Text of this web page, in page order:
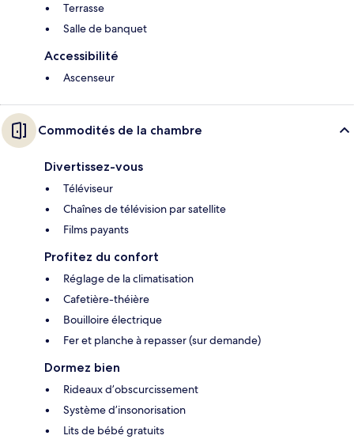
Terrasse
Salle de banquet
Accessibilité
Ascenseur
Commodités de la chambre
Divertissez-vous
Téléviseur
Chaînes de télévision par satellite
Films payants
Profitez du confort
Réglage de la climatisation
Cafetière-théière
Bouilloire électrique
Fer et planche à repasser (sur demande)
Dormez bien
Rideaux d’obscurcissement
Système d’insonorisation
Lits de bébé gratuits